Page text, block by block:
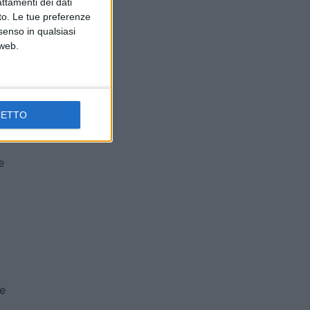
dei dati
Le tue preferenze
in qualsiasi
di
di